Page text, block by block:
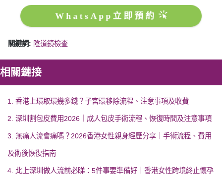
WhatsApp立即預約
關鍵詞: 陰道鏡檢查
相關鏈接
1. 香港上環取環幾多錢？子宮環移除流程、注意事項及收費
2. 深圳割包皮費用2026｜成人包皮手術流程、恢復時間及注意事項
3. 無痛人流會痛嗎？2026香港女性親身經歷分享｜手術流程、費用
及術後恢復指南
4. 北上深圳做人流前必睇：5件事要準備好｜香港女性跨境終止懷孕